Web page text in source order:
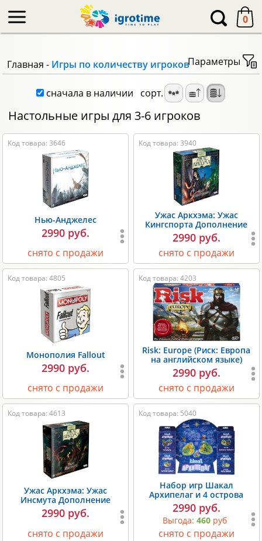
0
Главная - Игры по количеству игроковПараметры
сначала в наличии сорт.
Настольные игры для 3-6 игроков
Код товара: 3646
Нью-Анджелес
2990 руб.
снято с продажи
Код товара: 3940
Ужас Аркхэма: Ужас
Кингспорта Дополнение
2990 руб.
снято с продажи
Код товара: 4805
Монополия Fallout
2990 руб.
снято с продажи
Код товара: 4203
Risk: Europe (Риск: Европа
на английском языке)
2990 руб.
снято с продажи
Код товара: 4613
Ужас Аркхэма: Ужас
Инсмута Дополнение
2990 руб.
снято с продажи
Код товара: 5040
Набор игр Шакал
Архипелаг и 4 острова
2990 руб.
Выгода: 460руб
снято с продажи